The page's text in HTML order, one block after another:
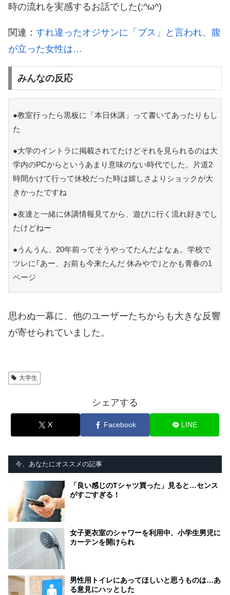
時の流れを実感するお話でした(;^ω^)
関連： すれ違ったオジサンに「ブス」と言われ、腹
が立った女性は…
みんなの反応
●教室行ったら黒板に「本日休講」って書いてあったりもし
た
●大学のイントラに掲載されてたけどそれを見られるのは大
学内のPCからというあまり意味のない時代でした。片道2
時間かけて行って休校だった時は嬉しさよりショックが大
きかったですね
●友達と一緒に休講情報見てから、遊びに行く流れ好きでし
たけどねー
●うんうん、20年前ってそうやってたんだよなぁ。学校で
ツレに｢あー、お前も今来たんだ 休みやで｣とかも青春の1
ページ
思わぬ一幕に、他のユーザーたちからも大きな反響
が寄せられていました。
大学生
シェアする
X Facebook LINE
今、あなたにオススメの記事
「良い感じのTシャツ買った」見ると…センス
がすごすぎる！
女子更衣室のシャワーを利用中、小学生男児に
カーテンを開けられ
男性用トイレにあってほしいと思うものは…あ
る意見にハッとした